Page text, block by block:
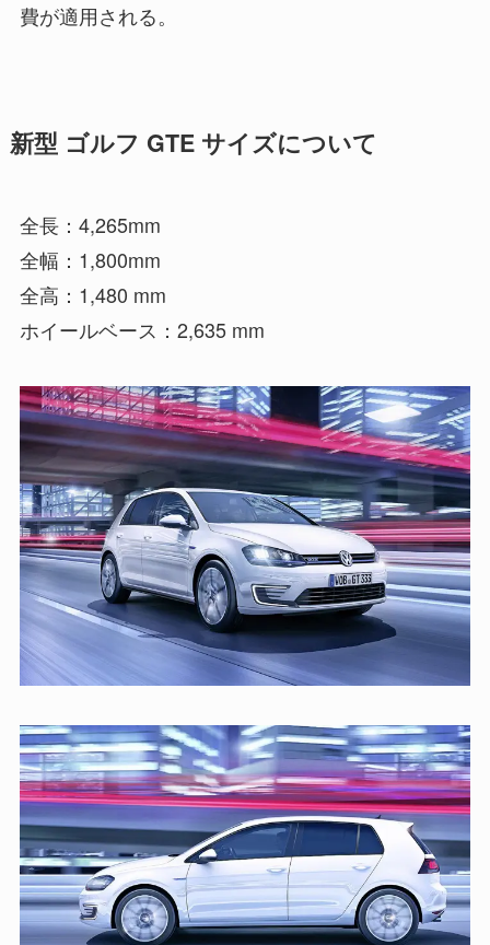
費が適用される。
新型 ゴルフ GTE サイズについて
全長：4,265mm
全幅：1,800mm
全高：1,480 mm
ホイールベース：2,635 mm